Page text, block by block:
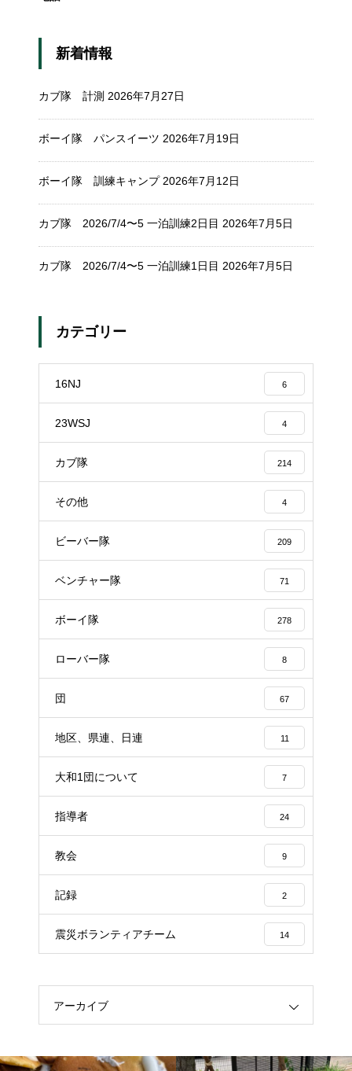
新着情報
カブ隊 計測 2026年7月27日
ボーイ隊 パンスイーツ 2026年7月19日
ボーイ隊 訓練キャンプ 2026年7月12日
カブ隊 2026/7/4〜5 一泊訓練2日目 2026年7月5日
カブ隊 2026/7/4〜5 一泊訓練1日目 2026年7月5日
カテゴリー
16NJ 6
23WSJ 4
カブ隊 214
その他 4
ビーバー隊 209
ベンチャー隊 71
ボーイ隊 278
ローバー隊 8
団 67
地区、県連、日連 11
大和1団について 7
指導者 24
教会 9
記録 2
震災ボランティアチーム 14
アーカイブ